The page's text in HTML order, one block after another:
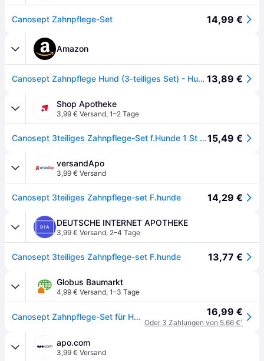
Canosept Zahnpflege-Set 14,99 €
Amazon
Canosept Zahnpflege Hund (3-teiliges Set) - Hundezahnbürste – Hundezahnpasta – Fingerlinge Hunde - Zahnbürste Hundepflege - Zahnstein Hunde Zahnpflege - Zur Zahnreinigung Hund bei Mundgeruch 13,89 €
Shop Apotheke
3,99 € Versand, 1–2 Tage
Canosept 3teiliges Zahnpflege-Set f.Hunde 1 St Set15,49 €
versandApo
3,99 € Versand
Canosept 3teiliges Zahnpflege-set F.hunde 14,29 €
DEUTSCHE INTERNET APOTHEKE
3,99 € Versand, 2–4 Tage
Canosept 3teiliges Zahnpflege-set F.hunde 13,77 €
Globus Baumarkt
4,99 € Versand, 1–3 Tage
Canosept Zahnpflege-Set für Hunde 3-teilig 16,99 €
Oder 3 Zahlungen von 5,66 €¹
apo.com
3,99 € Versand